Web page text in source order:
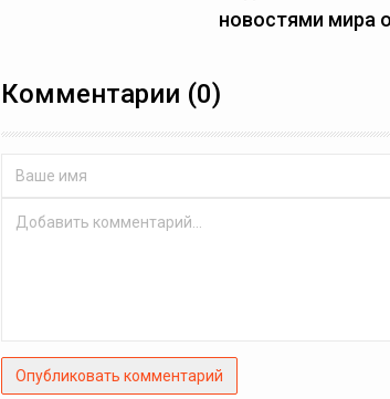
новостями мира
Комментарии (0)
Опубликовать комментарий